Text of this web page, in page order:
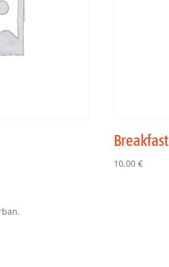
Breakfast
10,00 €